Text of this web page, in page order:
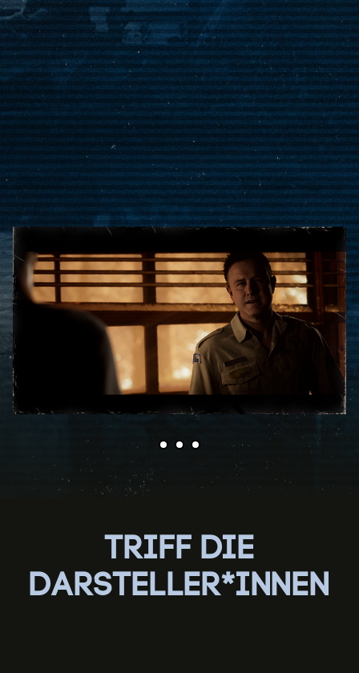
Accept & Play
klickst, stimmst du den
Datenschutzbestimmungen
von YouTubeund der
Übertragung von Daten
an die Google-Server zu.
TRIFF DIE
DARSTELLER*INNEN